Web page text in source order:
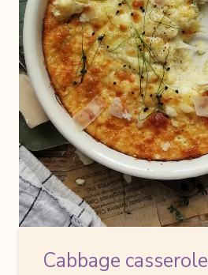
Cabbage casserole